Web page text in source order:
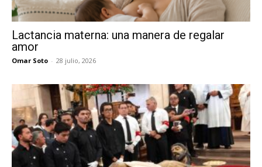
Lactancia materna: una manera de regalar
amor
Omar Soto - 28 julio, 2026